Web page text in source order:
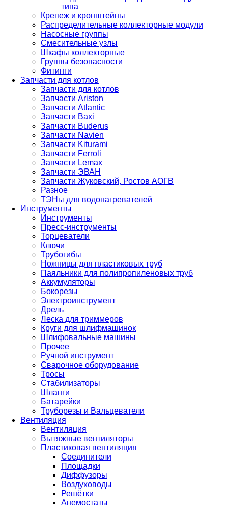
типа
Крепеж и кронштейны
Распределительные коллекторные модули
Насосные группы
Смесительные узлы
Шкафы коллекторные
Группы безопасности
Фитинги
Запчасти для котлов
Запчасти для котлов
Запчасти Ariston
Запчасти Atlantic
Запчасти Baxi
Запчасти Buderus
Запчасти Navien
Запчасти Kiturami
Запчасти Ferroli
Запчасти Lemax
Запчасти ЭВАН
Запчасти Жуковский, Ростов АОГВ
Разное
ТЭНы для водонагревателей
Инструменты
Инструменты
Пресс-инструменты
Торцеватели
Ключи
Трубогибы
Ножницы для пластиковых труб
Паяльники для полипропиленовых труб
Аккумуляторы
Бокорезы
Электроинструмент
Дрель
Леска для триммеров
Круги для шлифмашинок
Шлифовальные машины
Прочее
Ручной инструмент
Сварочное оборудование
Тросы
Стабилизаторы
Шланги
Батарейки
Труборезы и Вальцеватели
Вентиляция
Вентиляция
Вытяжные вентиляторы
Пластиковая вентиляция
Соединители
Площадки
Диффузоры
Воздуховоды
Решётки
Анемостаты